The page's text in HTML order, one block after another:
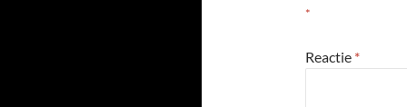
*
Reactie *